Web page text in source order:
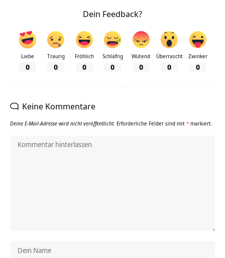
Dein Feedback?
Liebe
0
Traurig
0
Fröhlich
0
Schläfrig
0
Wütend
0
Überrascht
0
Zwinker
0
Keine Kommentare
Deine E-Mail-Adresse wird nicht veröffentlicht. Erforderliche Felder sind mit * markiert.